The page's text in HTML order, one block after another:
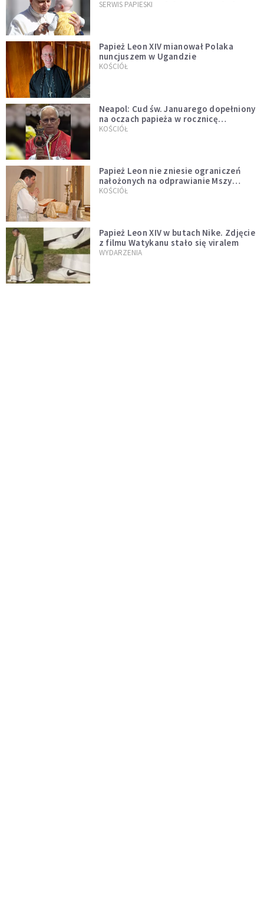
przykładem
SERWIS PAPIESKI
Papież Leon XIV mianował Polaka
nuncjuszem w Ugandzie
KOŚCIÓŁ
Neapol: Cud św. Januarego dopełniony
na oczach papieża w rocznicę
pontyfikatu!
KOŚCIÓŁ
Papież Leon nie zniesie ograniczeń
nałożonych na odprawianie Mszy
trydenckiej. „Traditionis custodes”
KOŚCIÓŁ
Papież Leon XIV w butach Nike. Zdjęcie
z filmu Watykanu stało się viralem
WYDARZENIA